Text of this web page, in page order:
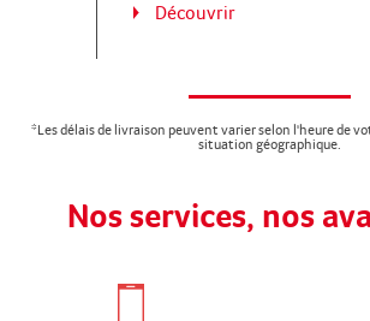
Découvrir
*Les délais de livraison peuvent varier selon l'heure de
situation géographique.
Nos services, nos